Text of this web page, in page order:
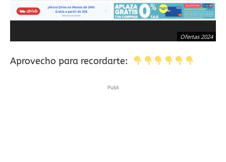
Ofertas 2024
Aprovecho para recordarte:
Publi